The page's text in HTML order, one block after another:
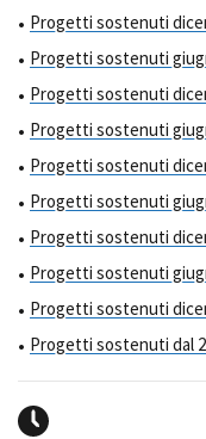
Progetti sostenuti
Progetti sostenuti
Progetti sostenuti
Progetti sostenuti
Progetti sostenuti
Progetti sostenuti
Progetti sostenuti
Progetti sostenuti
Progetti sostenuti
Progetti sostenuti dal